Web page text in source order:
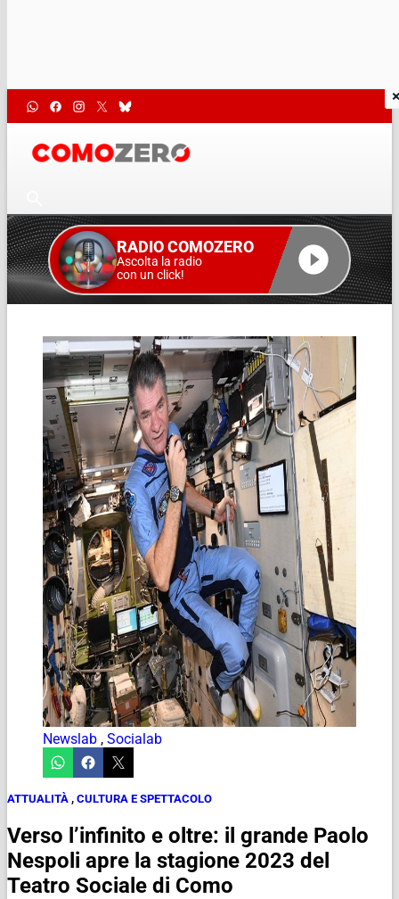
RADIO COMOZERO
Ascolta la radio
con un click!
Newslab , Socialab
ATTUALITÀ , CULTURA E SPETTACOLO
Verso l’infinito e oltre: il grande Paolo
Nespoli apre la stagione 2023 del
Teatro Sociale di Como